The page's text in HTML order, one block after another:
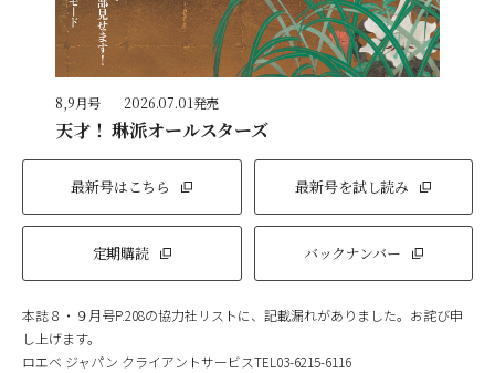
8,9月号 2026.07.01発売
天才！ 琳派オールスターズ
最新号はこちら 最新号を試し読み
定期購読 バックナンバー
本誌８・９月号P.208の協力社リストに、記載漏れがありました。お詫び申
し上げます。
ロエベ ジャパン クライアントサービスTEL03-6215-6116